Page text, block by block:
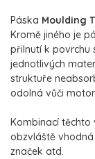
Páska Moulding
Kromě jiného je
přilnutí k povrchu
jednotlivých
struktuře
odolná vůči
Kombinací těchto
obzvláště
značek atd.